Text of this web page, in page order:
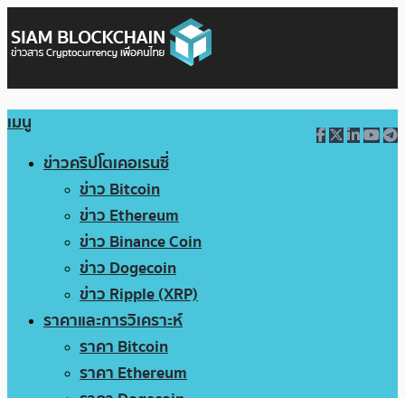
เมนู
ข่าวคริปโตเคอเรนซี่
ข่าว Bitcoin
ข่าว Ethereum
ข่าว Binance Coin
ข่าว Dogecoin
ข่าว Ripple (XRP)
ราคาและการวิเคราะห์
ราคา Bitcoin
ราคา Ethereum